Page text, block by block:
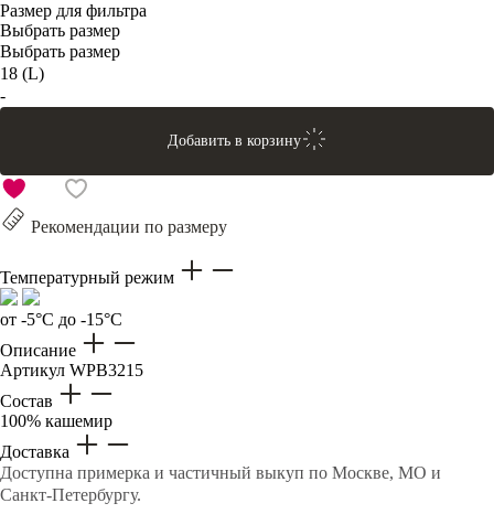
Размер для фильтра
Выбрать размер
Выбрать размер
18 (L)
-
Добавить в корзину
Рекомендации по размеру
Температурный режим
от -5°C до -15°C
Описание
Артикул WPB3215
Состав
100% кашемир
Доставка
Доступна примерка и частичный выкуп по Москве, МО и
Санкт-Петербургу.